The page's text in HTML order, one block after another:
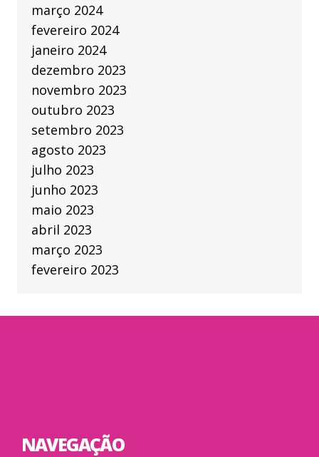
março 2024
fevereiro 2024
janeiro 2024
dezembro 2023
novembro 2023
outubro 2023
setembro 2023
agosto 2023
julho 2023
junho 2023
maio 2023
abril 2023
março 2023
fevereiro 2023
NAVEGAÇÃO